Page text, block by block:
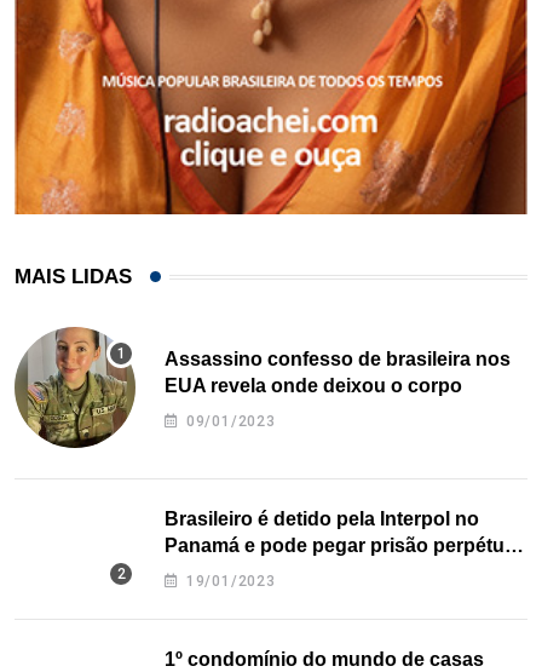
MAIS LIDAS
Assassino confesso de brasileira nos
EUA revela onde deixou o corpo
09/01/2023
Brasileiro é detido pela Interpol no
Panamá e pode pegar prisão perpétua
nos EUA
19/01/2023
1º condomínio do mundo de casas